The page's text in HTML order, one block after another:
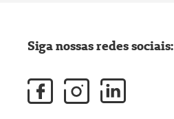
Siga nossas redes sociais: